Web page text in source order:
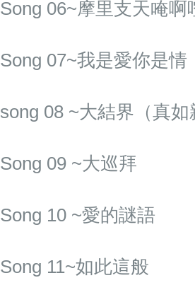
Song 06~摩里支天唵啊
Song 07~我是愛你是情
song 08 ~大結界（真如
Song 09 ~大巡拜
Song 10 ~愛的謎語
Song 11~如此這般